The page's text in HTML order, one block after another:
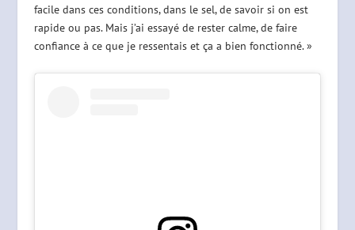
facile dans ces conditions, dans le sel, de savoir si on est
rapide ou pas. Mais j’ai essayé de rester calme, de faire
confiance à ce que je ressentais et ça a bien fonctionné. »